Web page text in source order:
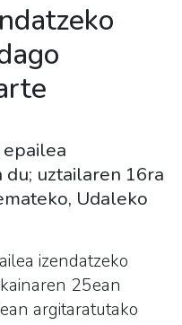
uztailaren 16ra
Udaleko
izendatzeko
25ean
argitaratutako